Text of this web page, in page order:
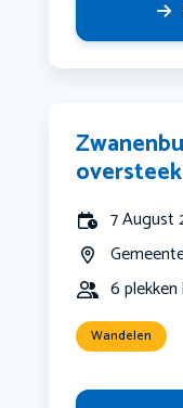
7 August
6
Wandelen